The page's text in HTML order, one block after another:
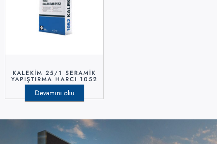
KALEKİM 25/1 SERAMİK
YAPIŞTIRMA HARCI 1052
Devamını oku